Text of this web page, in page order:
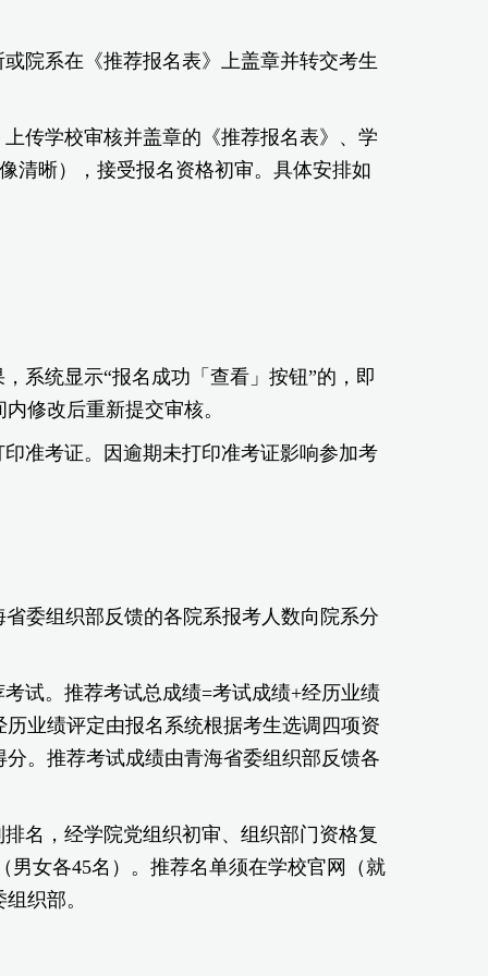
院系在《推荐报名表》上盖章并转交考生
传学校审核并盖章的《推荐报名表》、学
清晰），接受报名资格初审。具体安排如
系统显示“报名成功「查看」按钮”的，即
修改后重新提交审核。
准考证。因逾期未打印准考证影响参加考
委组织部反馈的各院系报考人数向院系分
试。推荐考试总成绩=考试成绩+经历业绩
业绩评定由报名系统根据考生选调四项资
。推荐考试成绩由青海省委组织部反馈各
名，经学院党组织初审、组织部门资格复
女各45名）。推荐名单须在学校官网（就
织部。